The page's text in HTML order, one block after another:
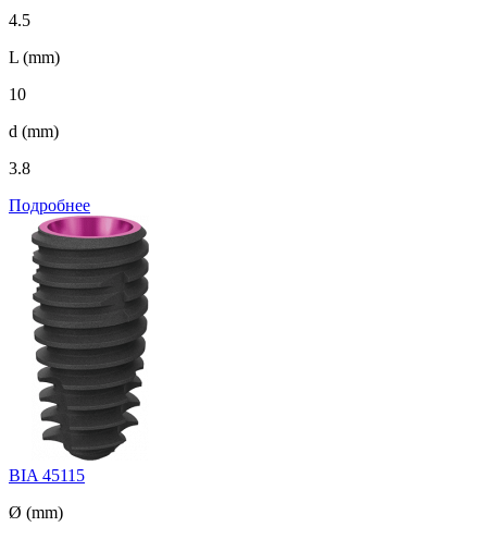
4.5
L (mm)
10
d (mm)
3.8
Подробнее
BIA 45115
Ø (mm)